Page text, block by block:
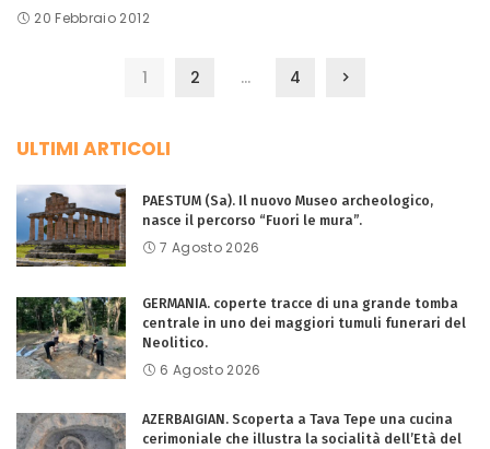
20 Febbraio 2012
1 2 … 4
ULTIMI ARTICOLI
PAESTUM (Sa). Il nuovo Museo archeologico,
nasce il percorso “Fuori le mura”.
7 Agosto 2026
GERMANIA. coperte tracce di una grande tomba
centrale in uno dei maggiori tumuli funerari del
Neolitico.
6 Agosto 2026
AZERBAIGIAN. Scoperta a Tava Tepe una cucina
cerimoniale che illustra la socialità dell’Età del